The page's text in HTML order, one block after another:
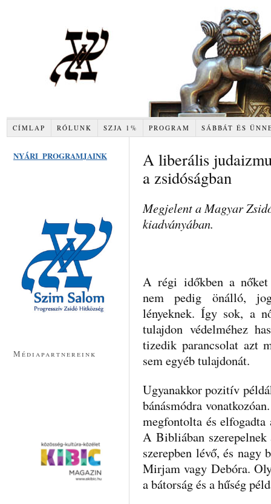
CÍMLAP RÓLUNK SZJA 1% PROGRAM SÁBBÁT ÉS
A liberális
a zsidóságban
Megjelent a Magyar
kiadványában.
A régi időkben a nőket
nem pedig önálló,
lényeknek. Így sok, a
tulajdon védelméhez
tizedik parancsolat azt
sem egyéb tulajdonát.
Ugyanakkor pozitív
bánásmódra
megfontolta és
A Bibliában szerepelnek
szerepben lévő, és nagy
Mirjam vagy Debóra.
a bátorság és a hűség
NYÁRI PROGRAMJAINK
Médiapartnereink